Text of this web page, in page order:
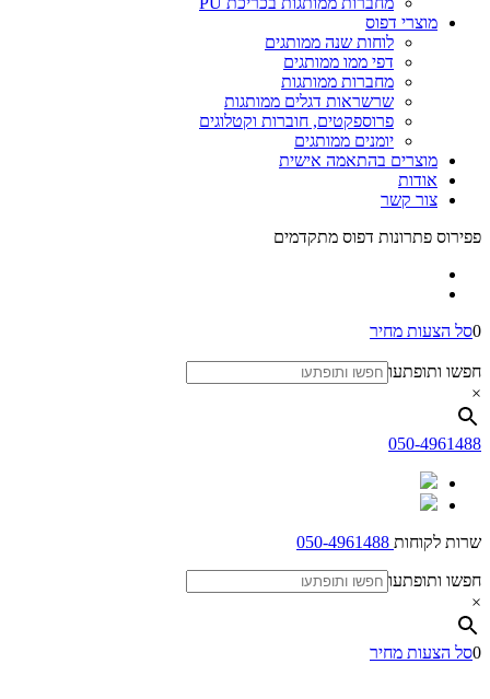
מוצרי דפוס
לוחות שנה ממותגים
דפי ממו ממותגים
מחברות ממותגות
שרשראות דגלים ממותגות
פרוספקטים, חוברות וקטלוגים
יומנים ממותגים
מוצרים בהתאמה אישית
אודות
צור קשר
פפירוס פתרונות דפוס מתקדמים
0סל הצעות מחיר
חפשו ותופתעו
×
050-4961488
שרות לקוחות
חפשו ותופתעו
×
0סל הצעות מחיר